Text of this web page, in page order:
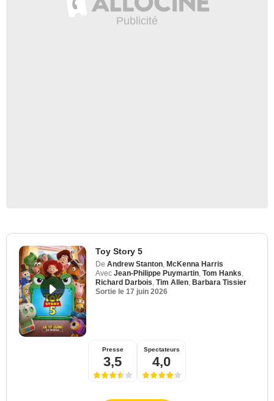
Toy Story 5
De Andrew Stanton McKenna Harris
Avec Jean-Philippe Puymartin Tom Hanks
Richard Darbois Tim Allen Barbara Tissier
Sortie le 17 juin 2026
Presse
3,5
Spectateurs
4,0